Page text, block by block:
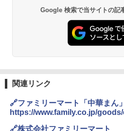
Google 検索で当サイトの記
関連リンク
🔗ファミリーマート「中華まん」
https://www.family.co.jp/
🔗株式会社ファミリーマート